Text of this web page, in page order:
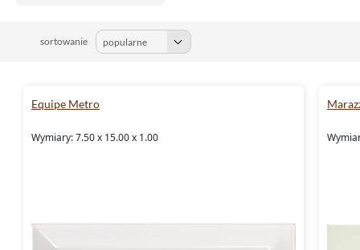
sortowanie
Equipe Metro
Wymiary: 7.50 x 15.00 x 1.00